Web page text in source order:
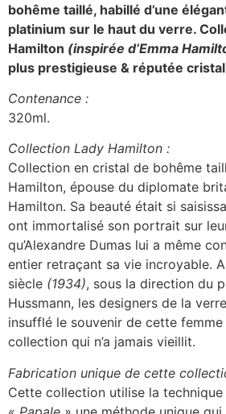
bohême taillé, habillé d’une
platinium sur le haut du verre.
Hamilton (inspirée d’Emma
plus prestigieuse & réputée
Contenance :
320ml.
Collection Lady Hamilton :
Collection en cristal de bohême
Hamilton, épouse du diplomate
Hamilton. Sa beauté était si
ont immortalisé son portrait sur
qu’Alexandre Dumas lui a même
entier retraçant sa vie incroyable.
siècle (1934), sous la direction du
Hussmann, les designers de la
insufflé le souvenir de cette femme
collection qui n’a jamais vieillit.
Fabrication unique de cette
Cette collection utilise la